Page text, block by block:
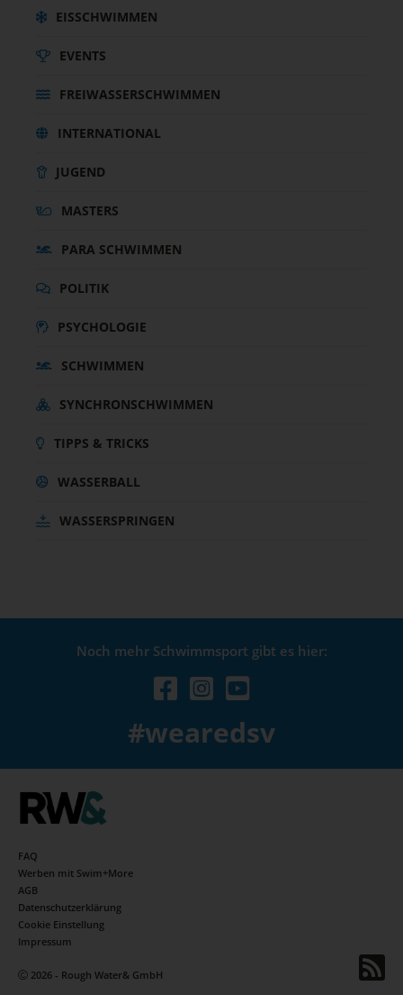
EISSCHWIMMEN
EVENTS
FREIWASSERSCHWIMMEN
INTERNATIONAL
JUGEND
MASTERS
PARA SCHWIMMEN
POLITIK
PSYCHOLOGIE
SCHWIMMEN
SYNCHRONSCHWIMMEN
TIPPS & TRICKS
WASSERBALL
WASSERSPRINGEN
Noch mehr Schwimmsport gibt es hier:
#wearedsv
FAQ
Werben mit Swim+More
AGB
Datenschutzerklärung
Cookie Einstellung
Impressum
2026 - Rough Water& GmbH